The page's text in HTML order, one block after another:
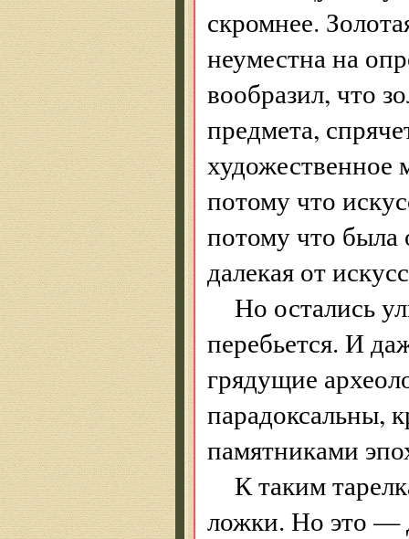
скромнее.
неуместна на
вообразил, что
предмета,
художественное
потому что
потому что была
далекая от
Но остались
перебьется. И
грядущие
парадоксальны,
памятниками
К таким
ложки. Но это —